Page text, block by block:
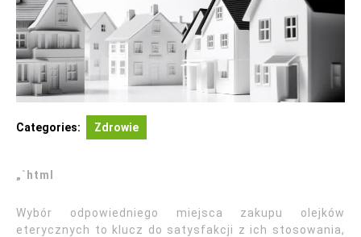
Categories: Zdrowie
„`html
Wybór odpowiedniego miejsca zakupu olejków
eterycznych to klucz do satysfakcji z ich stosowania,